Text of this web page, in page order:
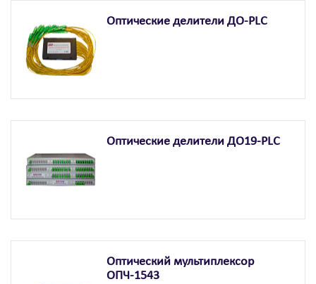
Оптические делители ДО-PLC
Оптические делители ДО19-PLC
Оптический мультиплексор
ОПЧ-1543